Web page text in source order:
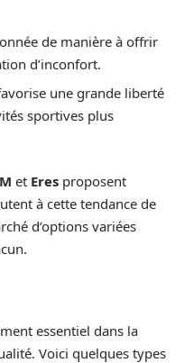
de manière à offrir
d’inconfort.
une grande liberté
sportives plus
et Eres proposent
à cette tendance de
d’options variées
essentiel dans la
Voici quelques types